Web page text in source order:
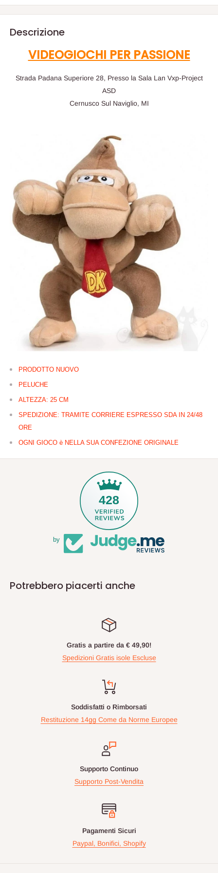
Descrizione
VIDEOGIOCHI PER PASSIONE
Strada Padana Superiore 28, Presso la Sala Lan Vxp-Project
ASD
Cernusco Sul Naviglio, MI
PRODOTTO NUOVO
PELUCHE
ALTEZZA: 25 CM
SPEDIZIONE: TRAMITE CORRIERE ESPRESSO SDA IN 24/48
ORE
OGNI GIOCO è NELLA SUA CONFEZIONE ORIGINALE
428
by
Potrebbero piacerti anche
Gratis a partire da € 49,90!
Spedizioni Gratis isole Escluse
Soddisfatti o Rimborsati
Restituzione 14gg Come da Norme Europee
Supporto Continuo
Supporto Post-Vendita
Pagamenti Sicuri
Paypal, Bonifici, Shopify